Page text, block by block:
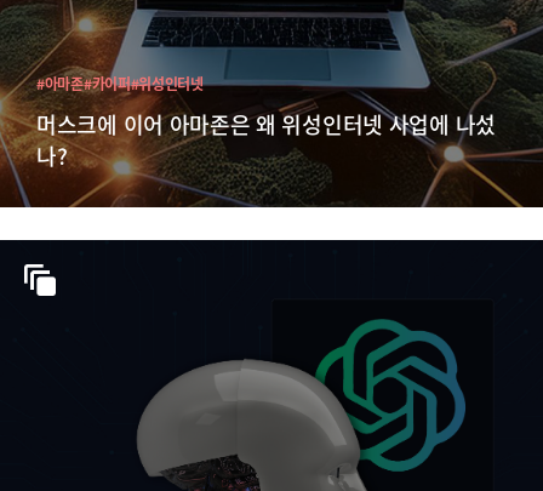
머스크에 이어 아마존은 왜 위성인터넷 사업에 나섰
나?
#아마존#카이퍼#위성인터넷